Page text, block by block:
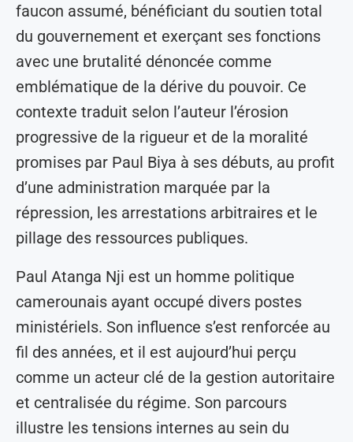
faucon assumé, bénéficiant du soutien total
du gouvernement et exerçant ses fonctions
avec une brutalité dénoncée comme
emblématique de la dérive du pouvoir. Ce
contexte traduit selon l’auteur l’érosion
progressive de la rigueur et de la moralité
promises par Paul Biya à ses débuts, au profit
d’une administration marquée par la
répression, les arrestations arbitraires et le
pillage des ressources publiques.
Paul Atanga Nji est un homme politique
camerounais ayant occupé divers postes
ministériels. Son influence s’est renforcée au
fil des années, et il est aujourd’hui perçu
comme un acteur clé de la gestion autoritaire
et centralisée du régime. Son parcours
illustre les tensions internes au sein du